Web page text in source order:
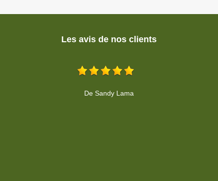
Les avis de nos clients